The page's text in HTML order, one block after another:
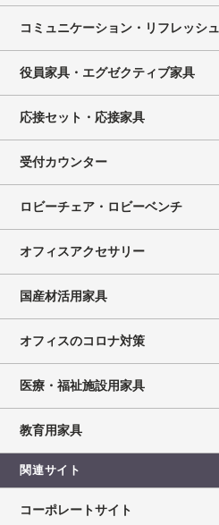
コミュニケーション・リフレッシュ
役員家具・エグゼクティブ家具
応接セット・応接家具
受付カウンター
ロビーチェア・ロビーベンチ
オフィスアクセサリー
国産材活用家具
オフィスのコロナ対策
医療・福祉施設用家具
教育用家具
関連サイト
コーポレートサイト